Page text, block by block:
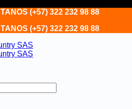
(+57) 322 232 98 88
(+57) 322 232 98 88